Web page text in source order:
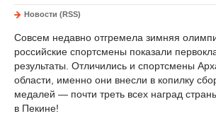
Новости (RSS)
Совсем недавно отгремела зимняя
российские спортсмены показали
результаты. Отличились и спортсмены
области, именно они внесли в копилку
медалей — почти треть всех наград
в Пекине!